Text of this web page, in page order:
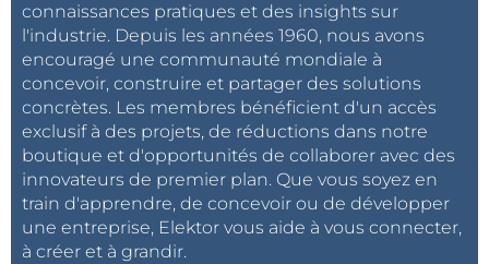
connaissances pratiques et des insights sur
l'industrie. Depuis les années 1960, nous avons
encouragé une communauté mondiale à
concevoir, construire et partager des solutions
concrètes. Les membres bénéficient d'un accès
exclusif à des projets, de réductions dans notre
boutique et d'opportunités de collaborer avec des
innovateurs de premier plan. Que vous soyez en
train d'apprendre, de concevoir ou de développer
une entreprise, Elektor vous aide à vous connecter,
à créer et à grandir.